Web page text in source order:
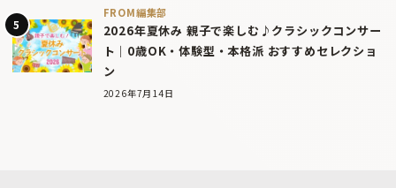
FROM編集部
2026年夏休み 親子で楽しむ♪クラシックコンサー
ト｜0歳OK・体験型・本格派 おすすめセレクショ
ン
2026年7月14日